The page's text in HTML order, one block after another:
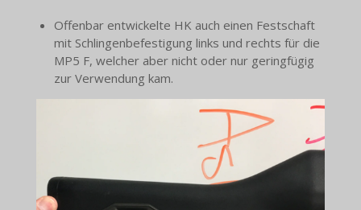
Offenbar entwickelte HK auch einen Festschaft
mit Schlingenbefestigung links und rechts für die
MP5 F, welcher aber nicht oder nur geringfügig
zur Verwendung kam.